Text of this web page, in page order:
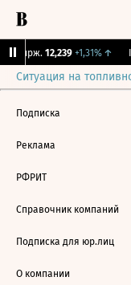
Бирж. 12,239 +1,31%↑
Ситуация на
Подписка
Реклама
РФРИТ
Справочник компаний
Подписка для юр.лиц
О компании